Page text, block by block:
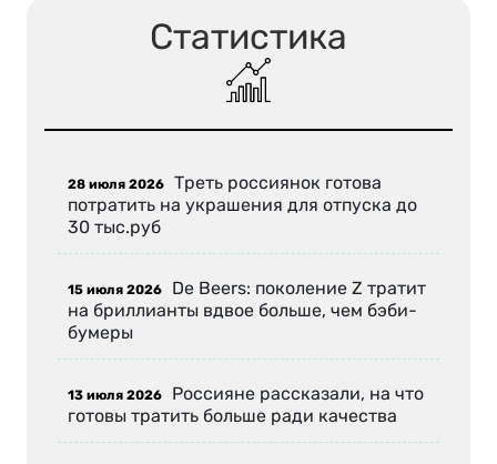
Статистика
28 июля 2026 Треть россиянок готова
потратить на украшения для отпуска до
30 тыс.руб
15 июля 2026 De Beers: поколение Z тратит
на бриллианты вдвое больше, чем бэби-
бумеры
13 июля 2026 Россияне рассказали, на что
готовы тратить больше ради качества